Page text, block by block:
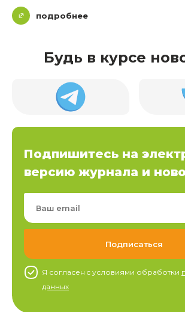
подробнее
Будь в курсе
Подпишитесь на
версию журнала и
Я согласен c условиями обработки
данных